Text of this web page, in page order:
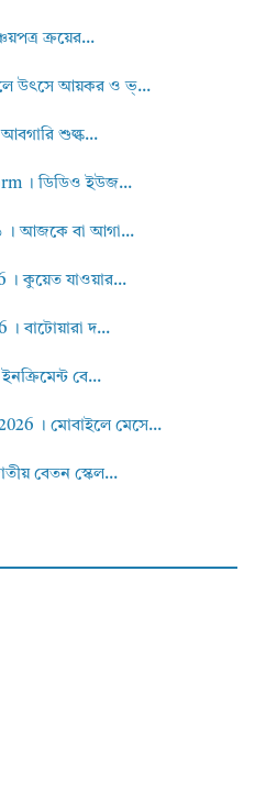
ক্রয়ের...
উৎসে আয়কর ও ভ্...
আবগারি শুল্ক...
। ডিডিও ইউজ...
। আজকে বা আগা...
। কুয়েত যাওয়ার...
। বাটোয়ারা দ...
বে...
। মোবাইলে মেসে...
বেতন স্কেল...